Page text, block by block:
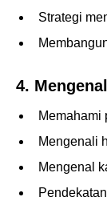
Strategi
4.
Memahami
Mengenali
Mengenal